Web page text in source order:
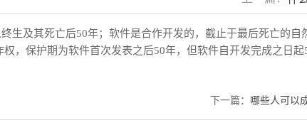
生及其死亡后50年；软件是合作开发的，截止于最后死亡的自
，保护期为软件首次发表之后50年，但软件自开发完成之日起
下一篇： 哪些人可以